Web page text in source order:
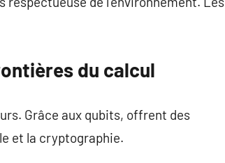
du calcul
Grâce aux qubits, offrent des
et la cryptographie.